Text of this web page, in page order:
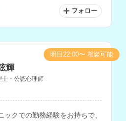
フォロー
輝
士・公認心理師
クでの勤務経験をお持ちで、
明日22:00〜 相談可能